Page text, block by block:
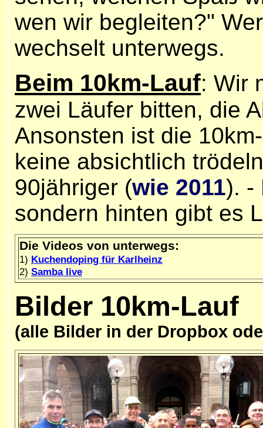
wen wir begleiten?"
wechselt unterwegs.
Beim 10km-Lauf: Wir
zwei Läufer bitten, die
Ansonsten ist die
keine absichtlich
90jähriger (wie 2011). -
sondern hinten gibt es
Die Videos von unterwegs:
1) Kuchendoping für Karlheinz
2) Samba live
Bilder 10km-Lauf
(alle Bilder in der Dropbox